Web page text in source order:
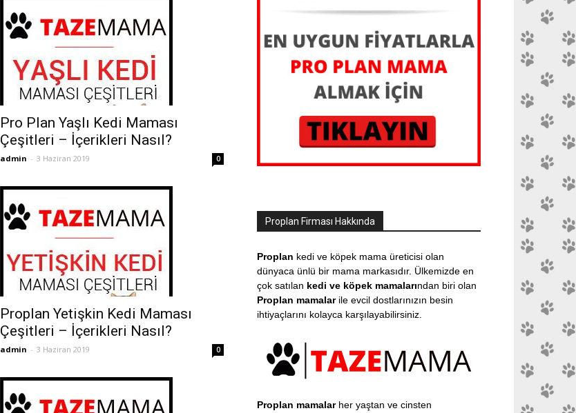
Pro Plan Yaşlı Kedi Maması
Çeşitleri – İçerikleri Nasıl?
admin - 3 Haziran 2019 0
Proplan Yetişkin Kedi Maması
Çeşitleri – İçerikleri Nasıl?
admin - 3 Haziran 2019 0
Proplan Firması Hakkında
Proplan kedi ve köpek mama üreticisi olan
dünyaca ünlü bir mama markasıdır. Ülkemizde en
çok satılan kedi ve köpek mamalarından biri olan
Proplan mamalarile evcil dostlarınızın besin
ihtiyaçlarını kolayca karşılayabilirsiniz.
Proplan mamalarher yaştan ve cinsten